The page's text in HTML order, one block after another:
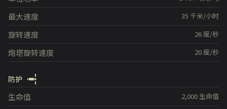
35 千米/小时
最大速度
26 度/秒
旋转速度
20 度/秒
炮塔旋转速度
防护
2,000 生命值
生命值